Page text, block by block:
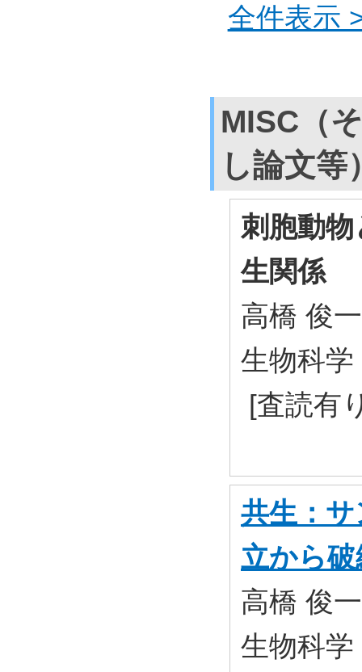
全件表示
MISC（
し論文等
刺胞動
生関係
高橋 俊一
生物科
[査読有
共生：
立から
高橋 俊一
生物科